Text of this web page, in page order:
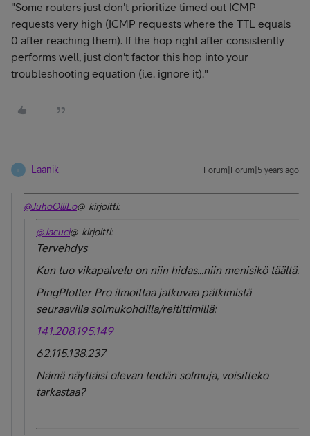
"Some routers just don't prioritize timed out ICMP
requests very high (ICMP requests where the TTL equals
0 after reaching them). If the hop right after consistently
performs well, just don't factor this hop into your
troubleshooting equation (i.e. ignore it)."
Laanik Forum|Forum|5 years ago
@JuhoOlliLo@ kirjoitti:
@Jacuci@ kirjoitti:
Tervehdys
Kun tuo vikapalvelu on niin hidas...niin menisikö täältä.
PingPlotter Pro ilmoittaa jatkuvaa pätkimistä
seuraavilla solmukohdilla/reitittimillä:
141.208.195.149
62.115.138.237
Nämä näyttäisi olevan teidän solmuja, voisitteko
tarkastaa?